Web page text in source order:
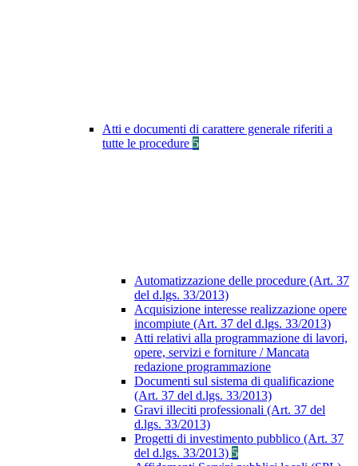
Atti e documenti di carattere generale riferiti a
tutte le procedure 5
Automatizzazione delle procedure (Art. 37
del d.lgs. 33/2013)
Acquisizione interesse realizzazione opere
incompiute (Art. 37 del d.lgs. 33/2013)
Atti relativi alla programmazione di lavori,
opere, servizi e forniture / Mancata
redazione programmazione
Documenti sul sistema di qualificazione
(Art. 37 del d.lgs. 33/2013)
Gravi illeciti professionali (Art. 37 del
d.lgs. 33/2013)
Progetti di investimento pubblico (Art. 37
del d.lgs. 33/2013) 5